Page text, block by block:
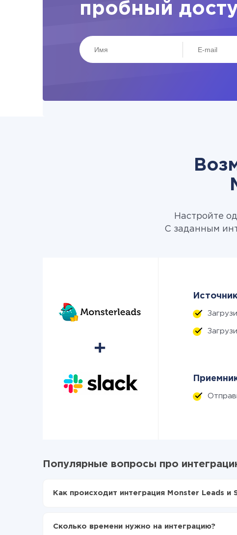
пробный
Настройте
С заданным
Популярные вопросы про
Как происходит интеграция Monster Leads и
Включаете автообновление
Сколько времени нужно на интеграцию?